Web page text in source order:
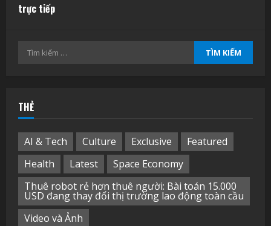
trực tiếp
Tìm
THẺ
AI & Tech Culture Exclusive
Featured
Health
Latest
Space Economy
Thuê robot rẻ hơn thuê người: Bài toán 15.000
USD đang thay đổi thị trường lao động toàn cầu
Video và Ảnh